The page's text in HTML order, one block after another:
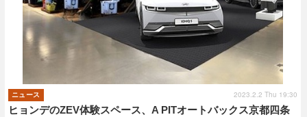
ヒョンデのZEV体験スペース、A PITオートバックス京都四条
ニュース 2023.2.2 Thu 19:30